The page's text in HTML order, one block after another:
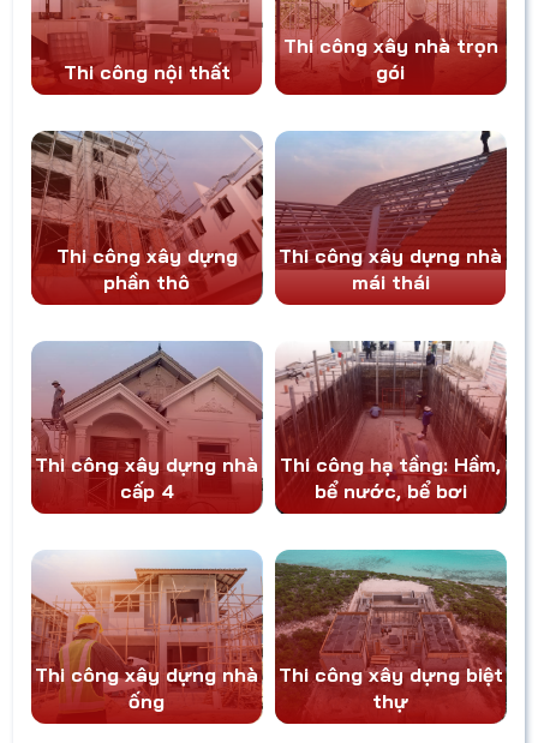
toàn và tối ưu
ngân sách cho
công trình.
có người ký vội
để kịp tiến độ
khởi công,
nhưng cuối
cùng lại gặp
vấn đề: phát
sinh chi phí,
chậm bàn
giao, không
bảo hành. Nếu
bạn sắp xây
nhà và muốn
mọi thứ diễn ra
suôn sẻ, đừng
chia sẻ kinh
nghiệm quý
báu trong bài
viết dưới đây.
Thi công nội thất
Thi công xây nhà trọn
gói
Thi công xây dựng
phần thô
Thi công xây dựng nhà
mái thái
Thi công xây dựng nhà
cấp 4
Thi công hạ tầng: Hầm,
bể nước, bể bơi
Thi công xây dựng nhà
ống
Thi công xây dựng biệt
thự